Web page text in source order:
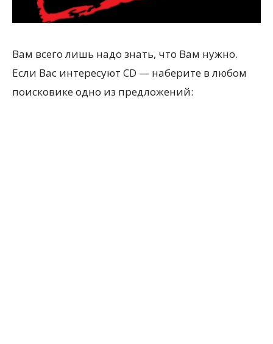
Вам всего лишь надо знать, что Вам нужно.
Если Вас интересуют CD — наберите в любом
поисковике одно из предложений: